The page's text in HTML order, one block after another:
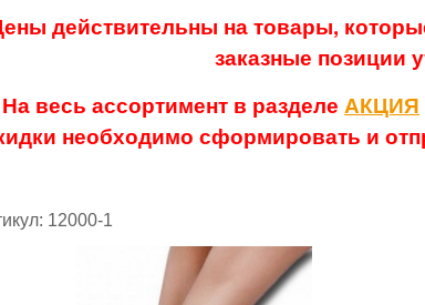
действительны на товары,
заказные позиции
На весь ассортимент в разделе АКЦИЯ
необходимо сформировать и
12000-1